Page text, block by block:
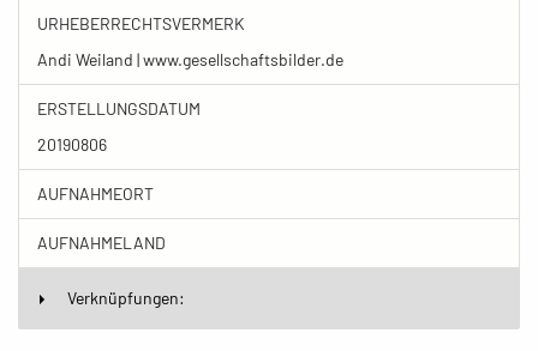
URHEBERRECHTSVERMERK
Andi Weiland | www.gesellschaftsbilder.de
ERSTELLUNGSDATUM
20190806
AUFNAHMEORT
AUFNAHMELAND
Verknüpfungen: